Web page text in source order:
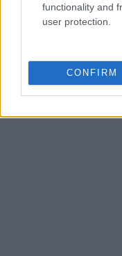
functionality and
user protection.
CONFIRM
Τα